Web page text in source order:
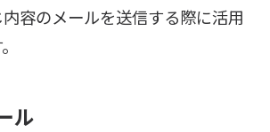
容のメールを送信する際に活用
ル